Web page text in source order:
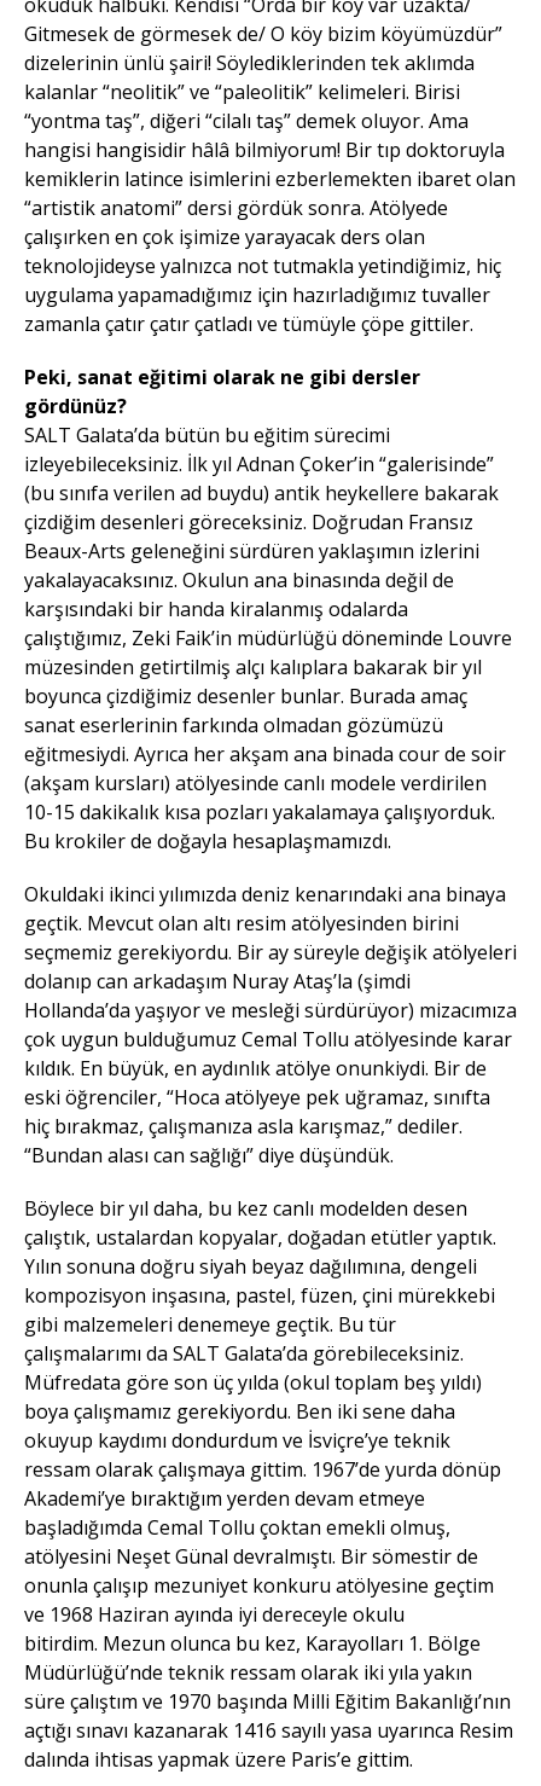
Gitmesek de görmesek de/ O köy bizim köyümüzdür”
dizelerinin ünlü şairi! Söylediklerinden tek aklımda
kalanlar “neolitik” ve “paleolitik” kelimeleri. Birisi
“yontma taş”, diğeri “cilalı taş” demek oluyor. Ama
hangisi hangisidir hâlâ bilmiyorum! Bir tıp doktoruyla
kemiklerin latince isimlerini ezberlemekten ibaret olan
“artistik anatomi” dersi gördük sonra. Atölyede
çalışırken en çok işimize yarayacak ders olan
teknolojideyse yalnızca not tutmakla yetindiğimiz, hiç
uygulama yapamadığımız için hazırladığımız tuvaller
zamanla çatır çatır çatladı ve tümüyle çöpe gittiler.
Peki, sanat eğitimi olarak ne gibi dersler
gördünüz?
SALT Galata’da bütün bu eğitim sürecimi
izleyebileceksiniz. İlk yıl Adnan Çoker’in “galerisinde”
(bu sınıfa verilen ad buydu) antik heykellere bakarak
çizdiğim desenleri göreceksiniz. Doğrudan Fransız
Beaux-Arts geleneğini sürdüren yaklaşımın izlerini
yakalayacaksınız. Okulun ana binasında değil de
karşısındaki bir handa kiralanmış odalarda
çalıştığımız, Zeki Faik’in müdürlüğü döneminde Louvre
müzesinden getirtilmiş alçı kalıplara bakarak bir yıl
boyunca çizdiğimiz desenler bunlar. Burada amaç
sanat eserlerinin farkında olmadan gözümüzü
eğitmesiydi. Ayrıca her akşam ana binada cour de soir
(akşam kursları) atölyesinde canlı modele verdirilen
10-15 dakikalık kısa pozları yakalamaya çalışıyorduk.
Bu krokiler de doğayla hesaplaşmamızdı.
Okuldaki ikinci yılımızda deniz kenarındaki ana binaya
geçtik. Mevcut olan altı resim atölyesinden birini
seçmemiz gerekiyordu. Bir ay süreyle değişik atölyeleri
dolanıp can arkadaşım Nuray Ataş’la (şimdi
Hollanda’da yaşıyor ve mesleği sürdürüyor) mizacımıza
çok uygun bulduğumuz Cemal Tollu atölyesinde karar
kıldık. En büyük, en aydınlık atölye onunkiydi. Bir de
eski öğrenciler, “Hoca atölyeye pek uğramaz, sınıfta
hiç bırakmaz, çalışmanıza asla karışmaz,” dediler.
“Bundan alası can sağlığı” diye düşündük.
Böylece bir yıl daha, bu kez canlı modelden desen
çalıştık, ustalardan kopyalar, doğadan etütler yaptık.
Yılın sonuna doğru siyah beyaz dağılımına, dengeli
kompozisyon inşasına, pastel, füzen, çini mürekkebi
gibi malzemeleri denemeye geçtik. Bu tür
çalışmalarımı da SALT Galata’da görebileceksiniz.
Müfredata göre son üç yılda (okul toplam beş yıldı)
boya çalışmamız gerekiyordu. Ben iki sene daha
okuyup kaydımı dondurdum ve İsviçre’ye teknik
ressam olarak çalışmaya gittim. 1967’de yurda dönüp
Akademi’ye bıraktığım yerden devam etmeye
başladığımda Cemal Tollu çoktan emekli olmuş,
atölyesini Neşet Günal devralmıştı. Bir sömestir de
onunla çalışıp mezuniyet konkuru atölyesine geçtim
ve 1968 Haziran ayında iyi dereceyle okulu
bitirdim. Mezun olunca bu kez, Karayolları 1. Bölge
Müdürlüğü’nde teknik ressam olarak iki yıla yakın
süre çalıştım ve 1970 başında Milli Eğitim Bakanlığı’nın
açtığı sınavı kazanarak 1416 sayılı yasa uyarınca Resim
dalında ihtisas yapmak üzere Paris’e gittim.